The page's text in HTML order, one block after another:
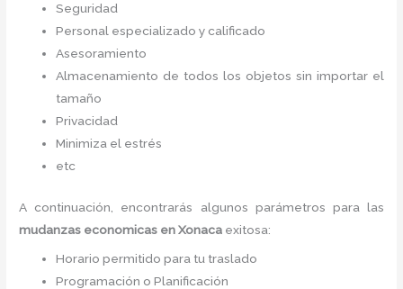
Seguridad
Personal especializado y calificado
Asesoramiento
Almacenamiento de todos los objetos sin importar el
tamaño
Privacidad
Minimiza el estrés
etc
A continuación, encontrarás algunos parámetros para las
mudanzas economicas en Xonaca exitosa:
Horario permitido para tu traslado
Programación o Planificación